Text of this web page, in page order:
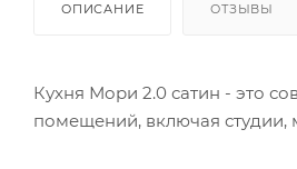
ОПИСАНИЕ ОТЗЫВЫ
Кухня Мори 2.0 сатин - это
помещений, включая студии,